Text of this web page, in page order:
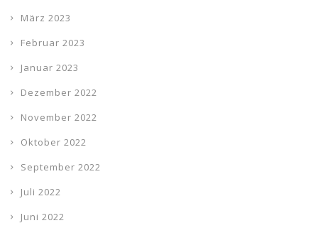
März 2023
Februar 2023
Januar 2023
Dezember 2022
November 2022
Oktober 2022
September 2022
Juli 2022
Juni 2022